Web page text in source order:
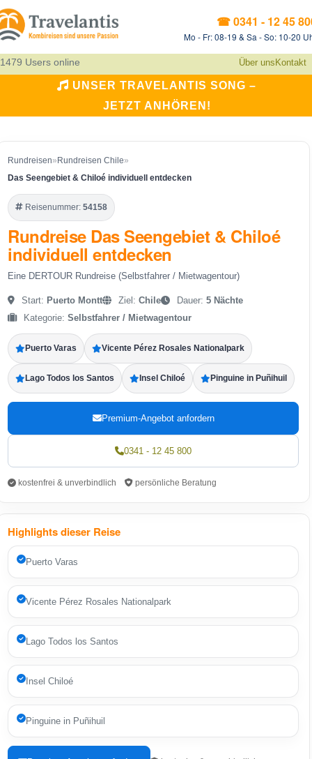
☎ 0341 - 12 45
Mo - Fr: 08-19 & Sa - So: 10-20
1479 Users online Über uns Kontakt
UNSER TRAVELANTIS SONG –
JETZT ANHÖREN!
Rundreisen» Rundreisen Chile»
Das Seengebiet & Chiloé individuell entdecken
Reisenummer: 54158
Rundreise Das Seengebiet & Chiloé
individuell entdecken
Eine DERTOUR Rundreise (Selbstfahrer / Mietwagentour)
Start: Puerto Montt Ziel: Chile Dauer: 5 Nächte
Kategorie: Selbstfahrer / Mietwagentour
Puerto Varas Vicente Pérez Rosales Nationalpark
Lago Todos los Santos Insel Chiloé Pinguine in Puñihuil
Premium-Angebot anfordern
0341 - 12 45 800
kostenfrei & unverbindlich persönliche Beratung
Highlights dieser Reise
Puerto Varas
Vicente Pérez Rosales Nationalpark
Lago Todos los Santos
Insel Chiloé
Pinguine in Puñihuil